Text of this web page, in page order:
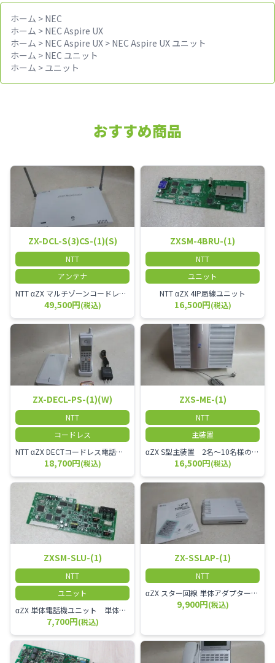
ホーム > NEC
ホーム > NEC Aspire UX
ホーム > NEC Aspire UX > NEC Aspire UX ユニット
ホーム > NEC ユニット
ホーム > ユニット
おすすめ商品
ZX-DCL-S(3)CS-(1)(S)
NTT
アンテナ
NTT αZX マルチゾーンコードレススター増設アンテナ
49,500円(税込)
ZXSM-4BRU-(1)
NTT
ユニット
NTT αZX 4IP局線ユニット
16,500円(税込)
ZX-DECL-PS-(1)(W)
NTT
コードレス
NTT αZX DECTコードレス電話機 電波方式がDECTで、 防水機能（IPX4:あらゆる方向からの水の飛まつを受けても有害な影響を受けない。)を備えた 接続装置と子機の一対シングルゾーンコードレスです。
18,700円(税込)
ZXS-ME-(1)
NTT
主装置
αZX S型主装置 2名～10名様のオフィスに適しております。
16,500円(税込)
ZXSM-SLU-(1)
NTT
ユニット
αZX 単体電話機ユニット 単体電話機、複合機、ドアホン等、 2台分収容可能にするユニット
7,700円(税込)
ZX-SSLAP-(1)
NTT
αZX スター回線 単体アダプター 受付電話機、ドアホン、FAX等を1台収容できる装置です。
9,900円(税込)